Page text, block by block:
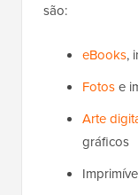
são:
eBooks,
Fotose
Arte
gráficos